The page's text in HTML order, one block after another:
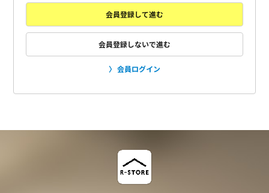
会員登録して進む
会員登録しないで進む
会員ログイン